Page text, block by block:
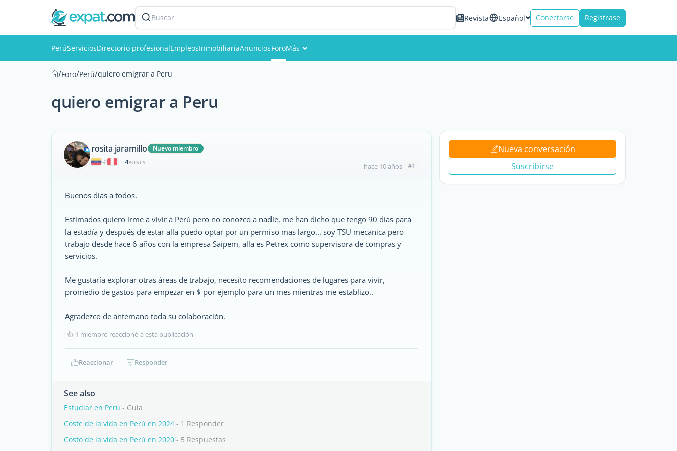
Buscar Revista Español Conectarse Registrase
PerúServiciosDirectorio profesionalEmpleosInmobiliariaAnunciosForoMás
/Foro/Perú/quiero emigrar a Peru
quiero emigrar a Peru
rosita jaramillo
Nuevo miembro
|
4POSTS hace 10 años #1
Buenos días a todos.
Estimados quiero irme a vivir a Perú pero no conozco a nadie, me han dicho que tengo 90 días para
la estadía y después de estar alla puedo optar por un permiso mas largo... soy TSU mecanica pero
trabajo desde hace 6 años con la empresa Saipem, alla es Petrex como supervisora de compras y
servicios.
Me gustaría explorar otras áreas de trabajo, necesito recomendaciones de lugares para vivir,
promedio de gastos para empezar en $ por ejemplo para un mes mientras me establizo..
Agradezco de antemano toda su colaboración.
👍 1 miembro reaccionó a esta publicación
Reaccionar Responder
See also
Estudiar en Perú - Guia
Coste de la vida en Perú en 2024 - 1 Responder
Costo de la vida en Perú en 2020 - 5 Respuestas
Nueva conversación
Suscribirse